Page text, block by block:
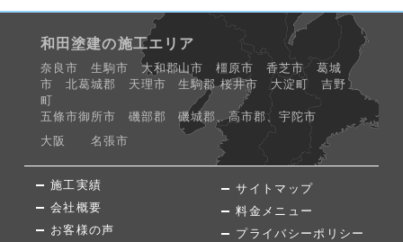
和田塗建の施工エリア
奈良市 生駒市 大和郡山市 橿原市 香芝市 葛城
市 北葛城郡 天理市 生駒郡 桜井市 大淀町 吉野
町
五條市御所市 磯部郡 磯城郡、高市郡、宇陀市
大阪 名張市
施工実績
会社概要
お客様の声
サイトマップ
料金メニュー
プライバシーポリシー